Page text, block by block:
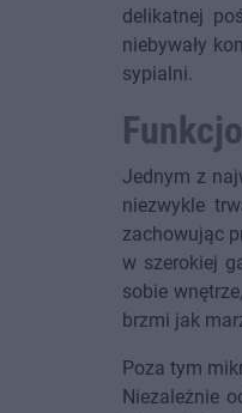
delikatnej
niebywały
sypialni.
Jednym z
niezwykle
zachowując
w szerokiej
sobie
brzmi jak
Poza tym
Niezależnie